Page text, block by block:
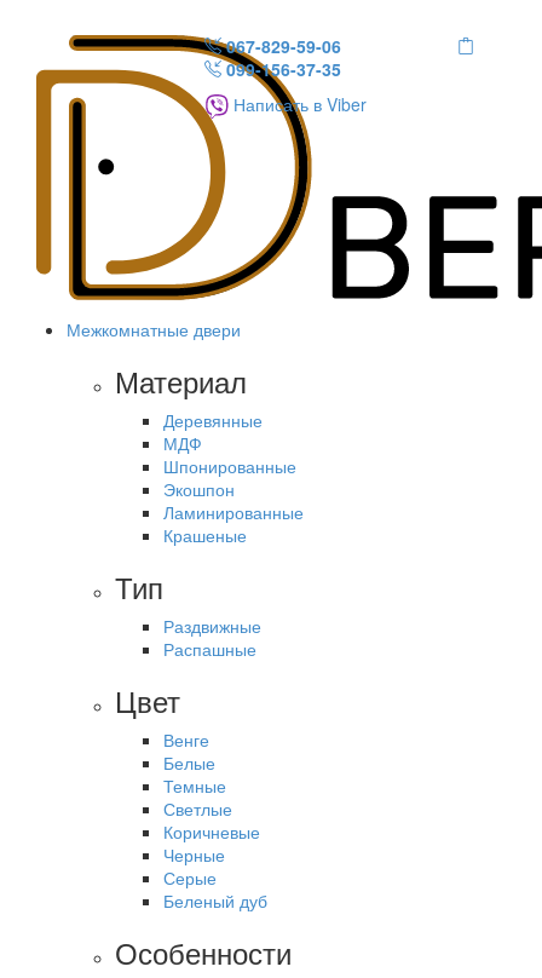
067-829-59-06
099-156-37-35
Написать в Viber
Межкомнатные двери
Материал
Деревянные
МДФ
Шпонированные
Экошпон
Ламинированные
Крашеные
Тип
Раздвижные
Распашные
Цвет
Венге
Белые
Темные
Светлые
Коричневые
Черные
Серые
Беленый дуб
Особенности